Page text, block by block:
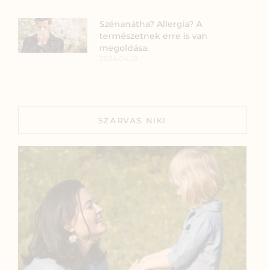
Szénanátha? Allergia? A
természetnek erre is van
megoldása.
SZARVAS NIKI